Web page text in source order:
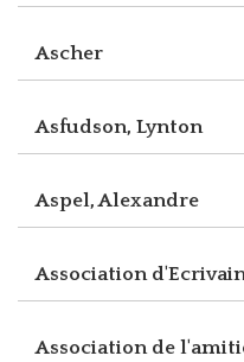
Ascher
Asfudson, Lynton
Aspel, Alexandre
Association
Association de